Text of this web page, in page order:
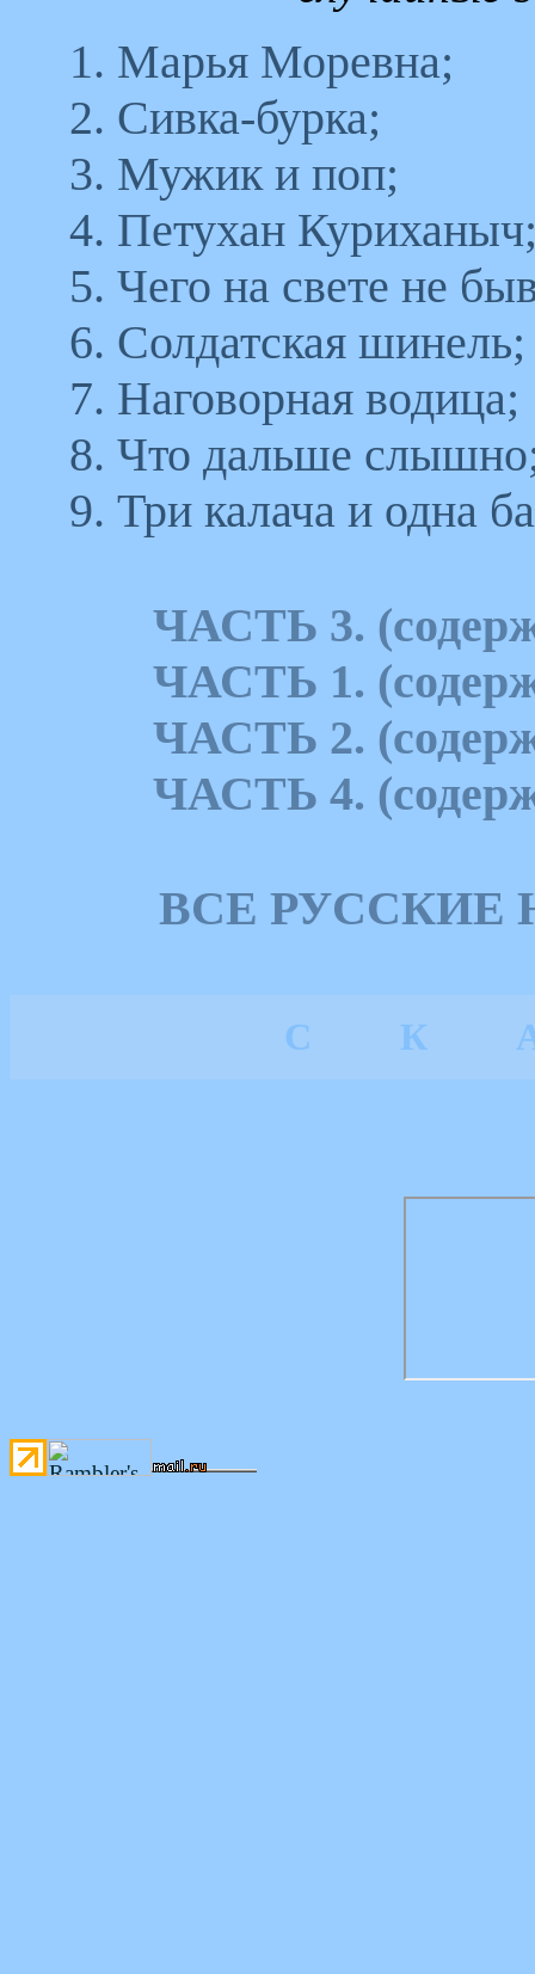
1. Марья Моревна;
2. Сивка-бурка;
3. Мужик и поп;
4. Петухан
5. Чего на свете не
6. Солдатская шинель;
7. Наговорная водица;
8. Что дальше
9. Три калача и одна
ЧАСТЬ 3.
ЧАСТЬ 1.
ЧАСТЬ 2.
ЧАСТЬ 4.
ВСЕ РУССКИЕ
С К